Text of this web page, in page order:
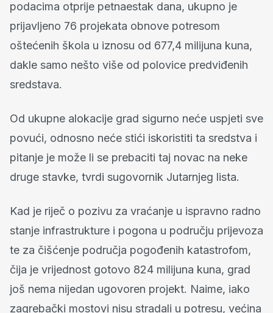
podacima otprije petnaestak dana, ukupno je
prijavljeno 76 projekata obnove potresom
oštećenih škola u iznosu od 677,4 milijuna kuna,
dakle samo nešto više od polovice predviđenih
sredstava.
Od ukupne alokacije grad sigurno neće uspjeti sve
povući, odnosno neće stići iskoristiti ta sredstva i
pitanje je može li se prebaciti taj novac na neke
druge stavke, tvrdi sugovornik Jutarnjeg lista.
Kad je riječ o pozivu za vraćanje u ispravno radno
stanje infrastrukture i pogona u području prijevoza
te za čišćenje područja pogođenih katastrofom,
čija je vrijednost gotovo 824 milijuna kuna, grad
još nema nijedan ugovoren projekt. Naime, iako
zagrebački mostovi nisu stradali u potresu, većina